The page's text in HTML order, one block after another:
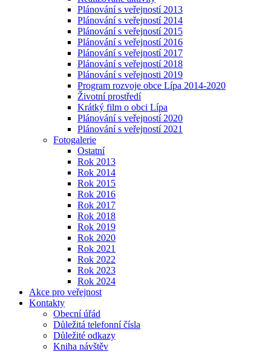
Plánování s veřejností 2013
Plánování s veřejností 2014
Plánování s veřejností 2015
Plánování s veřejností 2016
Plánování s veřejností 2017
Plánování s veřejností 2018
Plánování s veřejnosti 2019
Program rozvoje obce Lípa 2014-2020
Životní prostředí
Krátký film o obci Lípa
Plánování s veřejností 2020
Plánování s veřejností 2021
Fotogalerie
Ostatní
Rok 2013
Rok 2014
Rok 2015
Rok 2016
Rok 2017
Rok 2018
Rok 2019
Rok 2020
Rok 2021
Rok 2022
Rok 2023
Rok 2024
Akce pro veřejnost
Kontakty
Obecní úřád
Důležitá telefonní čísla
Důležité odkazy
Kniha návštěv